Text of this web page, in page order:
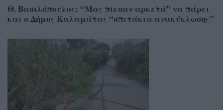
Θ. Βασιλόπουλος: “Μας πίεσαν αρκετά” να πάρει
και ο Δήμος Καλαμάτας “σπιτάκια ανακύκλωσης”